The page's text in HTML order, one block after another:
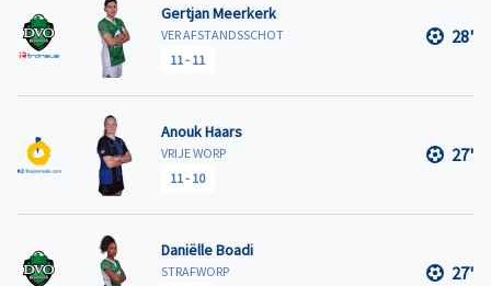
Gertjan Meerkerk
VER AFSTANDSSCHOT
11- 11
28'
Anouk Haars
VRIJE WORP
11- 10
27'
Daniëlle Boadi
STRAFWORP
27'